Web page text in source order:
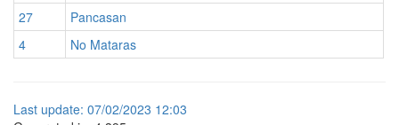
27
Pancasan
4
No Mataras
Last update: 07/02/2023 12:03